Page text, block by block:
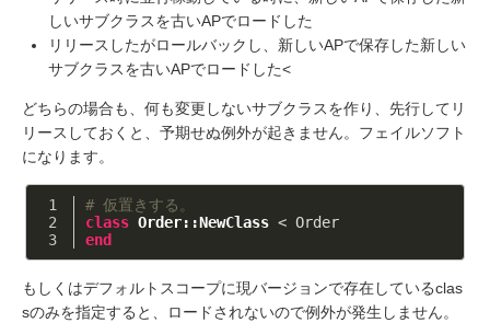
しいサブクラスを古いAPでロードした
リリースしたがロールバックし、新しいAPで保存した新しい
サブクラスを古いAPでロードした<
どちらの場合も、何も変更しないサブクラスを作り、先行してリ
リースしておくと、予期せぬ例外が起きません。フェイルソフト
になります。
# 仮置きする。
class Order::NewClass < Order
end
もしくはデフォルトスコープに現バージョンで存在しているclas
sのみを指定すると、ロードされないので例外が発生しません。